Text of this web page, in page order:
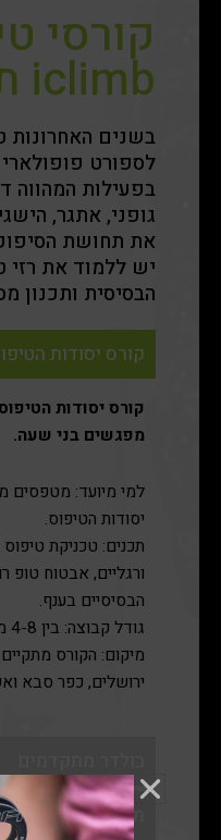
קורסי
iclimb תל אביב
בשנים האחרונות
לספורט
בפעילות המהווה
גופני, אתגר,
את תחושת
יש ללמוד את רזי
הבסיסית ותכנון
קורס יסודות
מפגשים בני שעה.
למי מיועד: מטפסים
יסודות הטיפוס.
תכנים: טכניקת
ורגליים, אבטוח טופ
הבסיסיים בענף.
גודל קבוצה: בין 4-8 משתתפים
מיקום: הקורס
ירושלים, כפר סבא
מעבר מפנים לחוץ